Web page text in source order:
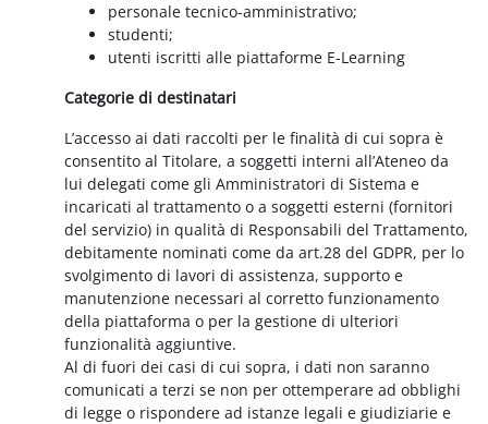
personale tecnico-amministrativo;
studenti;
utenti iscritti alle piattaforme E-Learning
Categorie di destinatari
L’accesso ai dati raccolti per le finalità di cui sopra è
consentito al Titolare, a soggetti interni all’Ateneo da
lui delegati come gli Amministratori di Sistema e
incaricati al trattamento o a soggetti esterni (fornitori
del servizio) in qualità di Responsabili del Trattamento,
debitamente nominati come da art.28 del GDPR, per lo
svolgimento di lavori di assistenza, supporto e
manutenzione necessari al corretto funzionamento
della piattaforma o per la gestione di ulteriori
funzionalità aggiuntive.
Al di fuori dei casi di cui sopra, i dati non saranno
comunicati a terzi se non per ottemperare ad obblighi
di legge o rispondere ad istanze legali e giudiziarie e